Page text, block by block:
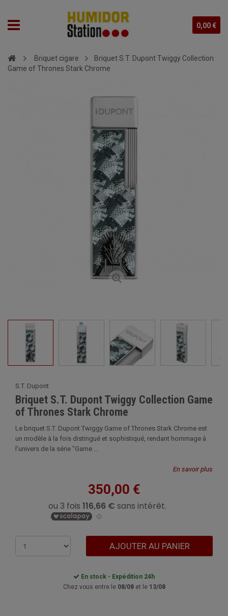
0,00 €
Briquet cigare
Briquet S.T. Dupont Twiggy Collection
Game of Thrones Stark Chrome
S.T. Dupont
Briquet S.T. Dupont Twiggy Collection Game
of Thrones Stark Chrome
Le briquet S.T. Dupont Twiggy Game of Thrones Stark Chrome est
un modèle à la fois distingué et sophistiqué, rendant hommage à
l'univers de la série "Game ...
En savoir plus
350,00 €
AJOUTER AU PANIER
En stock - Expédition 24h
Chez vous entre le 08/08et le 13/08